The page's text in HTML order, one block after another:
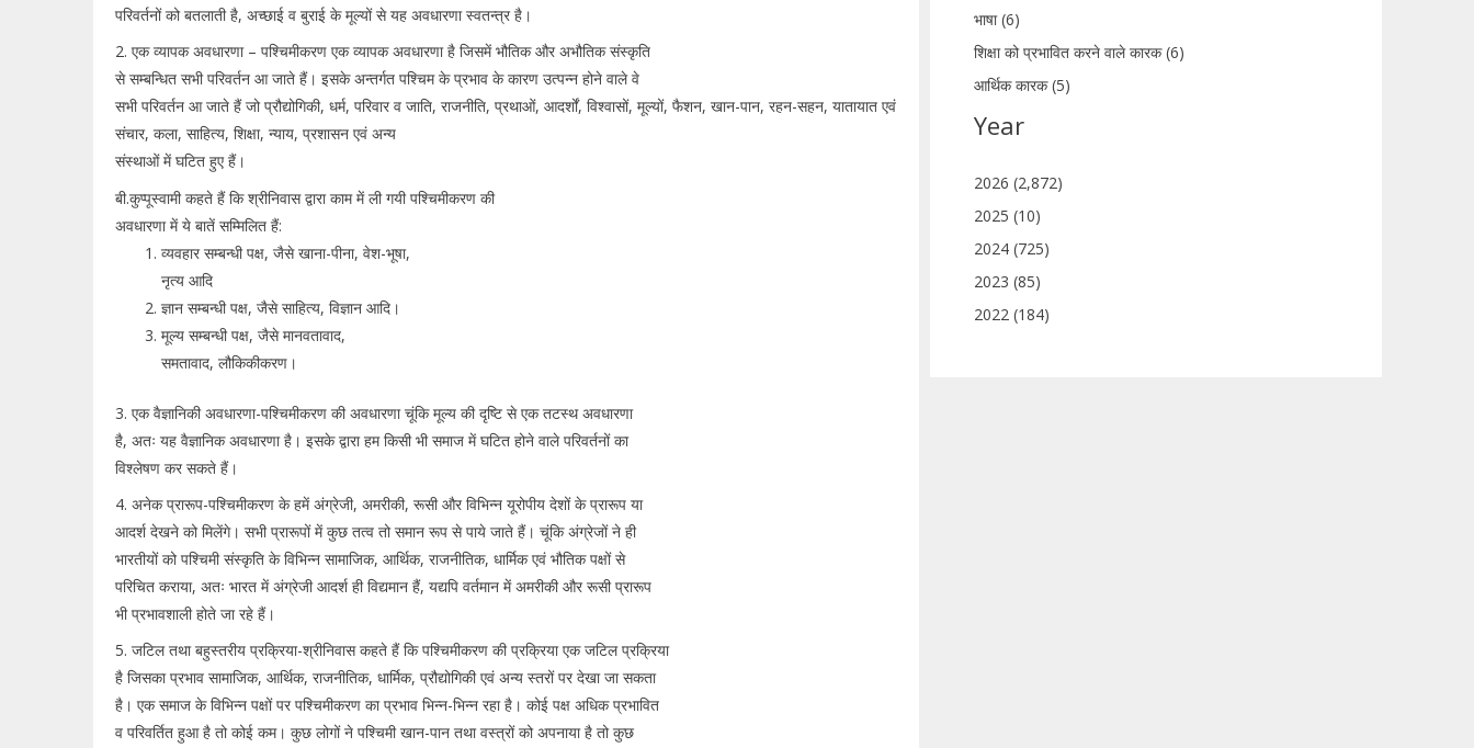
परिवर्तनों को बतलाती है, अच्छाई व बुराई के मूल्यों से यह अवधारणा स्वतन्त्र है।
2. एक व्यापक अवधारणा – पश्चिमीकरण एक व्यापक अवधारणा है जिसमें भौतिक और अभौतिक संस्कृति
से सम्बन्धित सभी परिवर्तन आ जाते हैं। इसके अन्तर्गत पश्चिम के प्रभाव के कारण उत्पन्न होने वाले वे
सभी परिवर्तन आ जाते हैं जो प्रौद्योगिकी, धर्म, परिवार व जाति, राजनीति, प्रथाओं, आदर्शों, विश्वासों, मूल्यों, फैशन, खान-पान, रहन-सहन, यातायात एवं
संचार, कला, साहित्य, शिक्षा, न्याय, प्रशासन एवं अन्य
संस्थाओं में घटित हुए हैं।
बी.कुप्पूस्वामी कहते हैं कि श्रीनिवास द्वारा काम में ली गयी पश्चिमीकरण की
अवधारणा में ये बातें सम्मिलित हैं:
व्यवहार सम्बन्धी पक्ष, जैसे खाना-पीना, वेश-भूषा,
नृत्य आदि
ज्ञान सम्बन्धी पक्ष, जैसे साहित्य, विज्ञान आदि।
मूल्य सम्बन्धी पक्ष, जैसे मानवतावाद,
समतावाद, लौकिकीकरण।
3. एक वैज्ञानिकी अवधारणा-पश्चिमीकरण की अवधारणा चूंकि मूल्य की दृष्टि से एक तटस्थ अवधारणा
है, अतः यह वैज्ञानिक अवधारणा है। इसके द्वारा हम किसी भी समाज में घटित होने वाले परिवर्तनों का
विश्लेषण कर सकते हैं।
4. अनेक प्रारूप-पश्चिमीकरण के हमें अंग्रेजी, अमरीकी, रूसी और विभिन्न यूरोपीय देशों के प्रारूप या
आदर्श देखने को मिलेंगे। सभी प्रारूपों में कुछ तत्व तो समान रूप से पाये जाते हैं। चूंकि अंग्रेजों ने ही
भारतीयों को पश्चिमी संस्कृति के विभिन्न सामाजिक, आर्थिक, राजनीतिक, धार्मिक एवं भौतिक पक्षों से
परिचित कराया, अतः भारत में अंग्रेजी आदर्श ही विद्यमान हैं, यद्यपि वर्तमान में अमरीकी और रूसी प्रारूप
भी प्रभावशाली होते जा रहे हैं।
5. जटिल तथा बहुस्तरीय प्रक्रिया-श्रीनिवास कहते हैं कि पश्चिमीकरण की प्रक्रिया एक जटिल प्रक्रिया
है जिसका प्रभाव सामाजिक, आर्थिक, राजनीतिक, धार्मिक, प्रौद्योगिकी एवं अन्य स्तरों पर देखा जा सकता
है। एक समाज के विभिन्न पक्षों पर पश्चिमीकरण का प्रभाव भिन्न-भिन्न रहा है। कोई पक्ष अधिक प्रभावित
व परिवर्तित हुआ है तो कोई कम। कुछ लोगों ने पश्चिमी खान-पान तथा वस्त्रों को अपनाया है तो कुछ
भाषा (6)
शिक्षा को प्रभावित करने वाले कारक (6)
आर्थिक कारक (5)
Year
2026 (2,872)
2025 (10)
2024 (725)
2023 (85)
2022 (184)